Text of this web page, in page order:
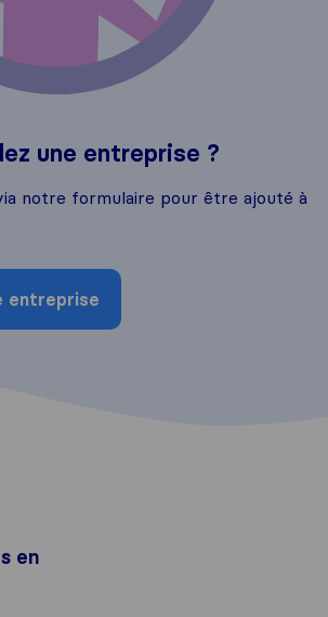
une entreprise ?
notre formulaire pour être ajouté à
entreprise
en